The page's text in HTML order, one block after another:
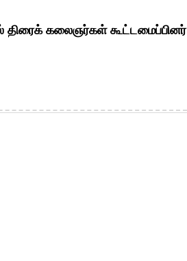
கலைஞர்கள் கூட்டமைப்பினர்